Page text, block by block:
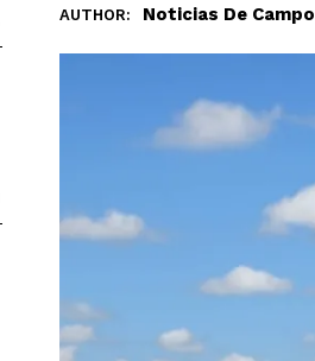
AUTHOR: Noticias De Campo